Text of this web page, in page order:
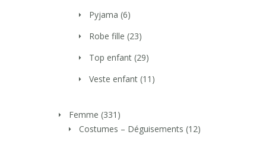
Pyjama (6)
Robe fille (23)
Top enfant (29)
Veste enfant (11)
Femme (331)
Costumes – Déguisements (12)